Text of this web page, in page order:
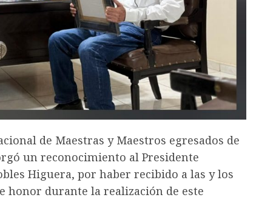
de Maestras y Maestros egresados de
un reconocimiento al Presidente
Higuera, por haber recibido a las y los
honor durante la realización de este